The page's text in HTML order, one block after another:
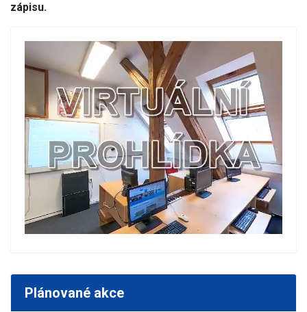
zápisu.
Plánované akce